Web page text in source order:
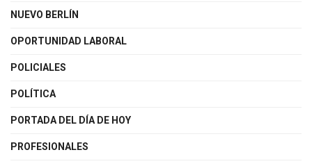
NUEVO BERLÍN
OPORTUNIDAD LABORAL
POLICIALES
POLÍTICA
PORTADA DEL DÍA DE HOY
PROFESIONALES